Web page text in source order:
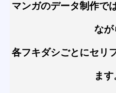
マンガのデータ制作で
なが
各フキダシごとにセリ
ます